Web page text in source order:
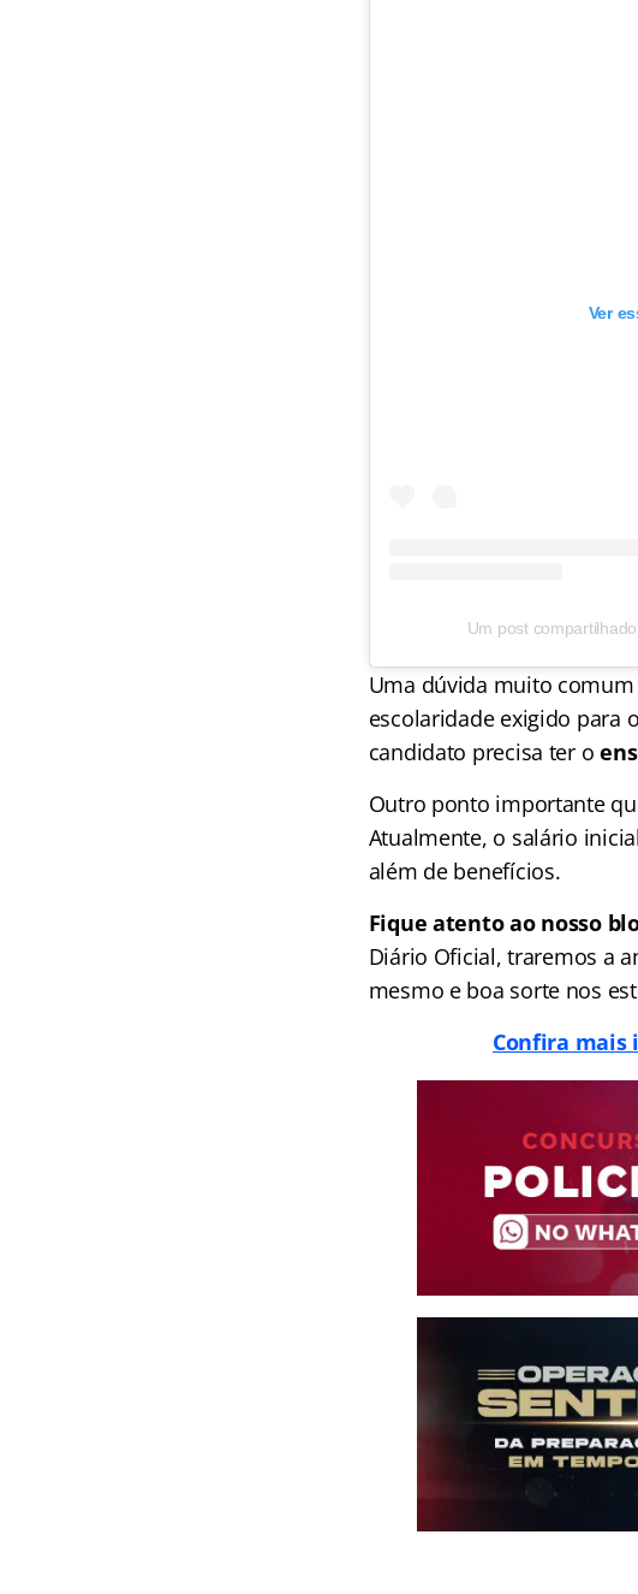
Ver
Um post
Uma dúvida muito
escolaridade exigido para
candidato precisa ter o
Outro ponto importante
Atualmente, o salário
além de benefícios.
Fique atento ao nosso
Diário Oficial, traremos a
mesmo e boa sorte nos
Confira mais